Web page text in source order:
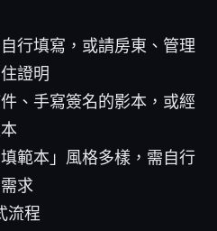
行填寫，或請房東、管理
證明
、手寫簽名的影本，或經
範本」風格多樣，需自行
求
流程